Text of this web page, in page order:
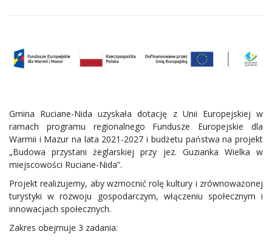
Gmina Ruciane-Nida uzyskała dotację z Unii Europejskiej w
ramach programu regionalnego Fundusze Europejskie dla
Warmii i Mazur na lata 2021-2027 i budżetu państwa na projekt
„Budowa przystani żeglarskiej przy jez. Guzianka Wielka w
miejscowości Ruciane-Nida”.
Projekt realizujemy, aby wzmocnić rolę kultury i zrównoważonej
turystyki w rozwoju gospodarczym, włączeniu społecznym i
innowacjach społecznych.
Zakres obejmuje 3 zadania: